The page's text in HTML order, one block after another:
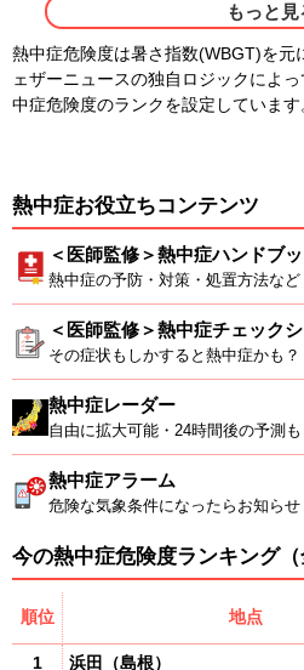
もっと見
熱中症危険度は暑さ指数(WBGT)を元
ェザーニュースの独自ロジックによ
中症危険度のランクを設定しています
熱中症お役立ちコンテンツ
＜医師監修＞熱中症ハンドブ
熱中症の予防・対策・処置方法など
＜医師監修＞熱中症チェックシ
その症状もしかすると熱中症かも？
熱中症レーダー
自由に拡大可能・24時間後の予測も
熱中症アラーム
危険な気象条件になったらお知らせ
今の熱中症危険度ランキング（
順位 地点
1 浜田 （島根）